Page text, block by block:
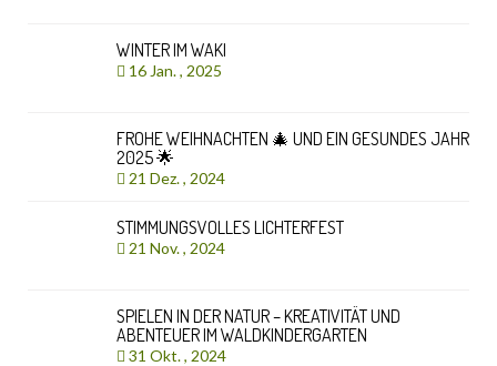
WINTER IM WAKI
16 Jan. , 2025
FROHE WEIHNACHTEN 🎄 UND EIN GESUNDES JAHR
2025 🌟
21 Dez. , 2024
STIMMUNGSVOLLES LICHTERFEST
21 Nov. , 2024
SPIELEN IN DER NATUR – KREATIVITÄT UND
ABENTEUER IM WALDKINDERGARTEN
31 Okt. , 2024